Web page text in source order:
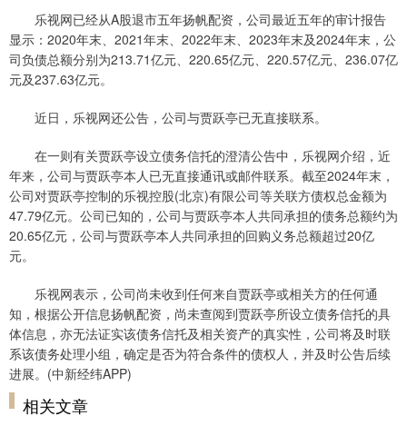
乐视网已经从A股退市五年扬帆配资，公司最近五年的审计报告
显示：2020年末、2021年末、2022年末、2023年末及2024年末，公
司负债总额分别为213.71亿元、220.65亿元、220.57亿元、236.07亿
元及237.63亿元。
近日，乐视网还公告，公司与贾跃亭已无直接联系。
在一则有关贾跃亭设立债务信托的澄清公告中，乐视网介绍，近
年来，公司与贾跃亭本人已无直接通讯或邮件联系。截至2024年末，
公司对贾跃亭控制的乐视控股(北京)有限公司等关联方债权总金额为
47.79亿元。公司已知的，公司与贾跃亭本人共同承担的债务总额约为
20.65亿元，公司与贾跃亭本人共同承担的回购义务总额超过20亿
元。
乐视网表示，公司尚未收到任何来自贾跃亭或相关方的任何通
知，根据公开信息扬帆配资，尚未查阅到贾跃亭所设立债务信托的具
体信息，亦无法证实该债务信托及相关资产的真实性，公司将及时联
系该债务处理小组，确定是否为符合条件的债权人，并及时公告后续
进展。(中新经纬APP)
相关文章